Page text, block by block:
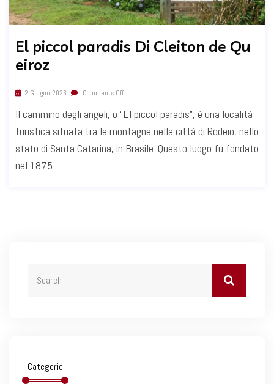
El piccol paradis Di Cleiton de Qu
eiroz
2 Giugno 2026 Comments Off
Il cammino degli angeli, o “El piccol paradis”, è una località
turistica situata tra le montagne nella città di Rodeio, nello
stato di Santa Catarina, in Brasile. Questo luogo fu fondato
nel 1875
Categorie